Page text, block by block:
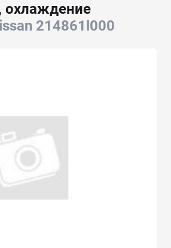
охлаждение
214861l000